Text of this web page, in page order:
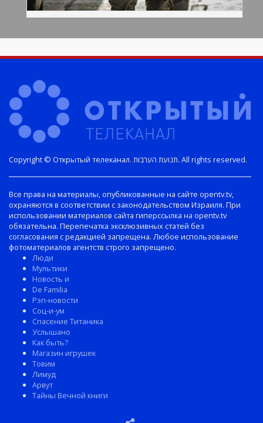
Copyright © Открытый телеканал. תנועת הערבות. All rights reserved.
Все права на материалы, опубликованные на сайте opentv.tv,
охраняются в соответствии с законодательством Израиля. При
использовании материалов сайта гиперссылка на opentv.tv
обязательна. Перепечатка эксклюзивных статей без
согласования с редакцией запрещена. Любое использование
фотоматериалов агентств строго запрещено.
Люди
Мультики
Новость и
De Familia
Рэп-новости
Соц-и-ум
Спасение Титаника
Услышано
Как быть?
Магазин игрушек
Товим
Лимуд
Арвут
Тайны Вечной книги